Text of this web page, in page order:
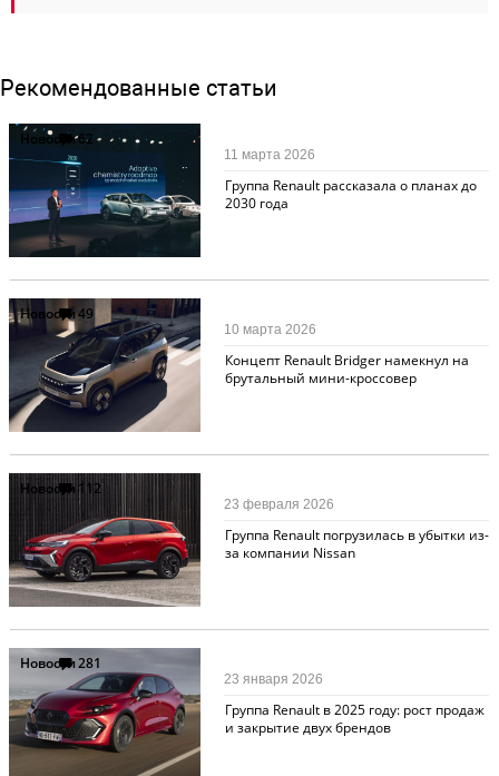
Рекомендованные статьи
Новости62
Группа Renault рассказала о планах до
2030 года
11 марта 2026
Новости49
Концепт Renault Bridger намекнул на
брутальный мини-кроссовер
10 марта 2026
Новости 112
Группа Renault погрузилась в убытки из-
за компании Nissan
23 февраля 2026
Новости281
Группа Renault в 2025 году: рост продаж
и закрытие двух брендов
23 января 2026